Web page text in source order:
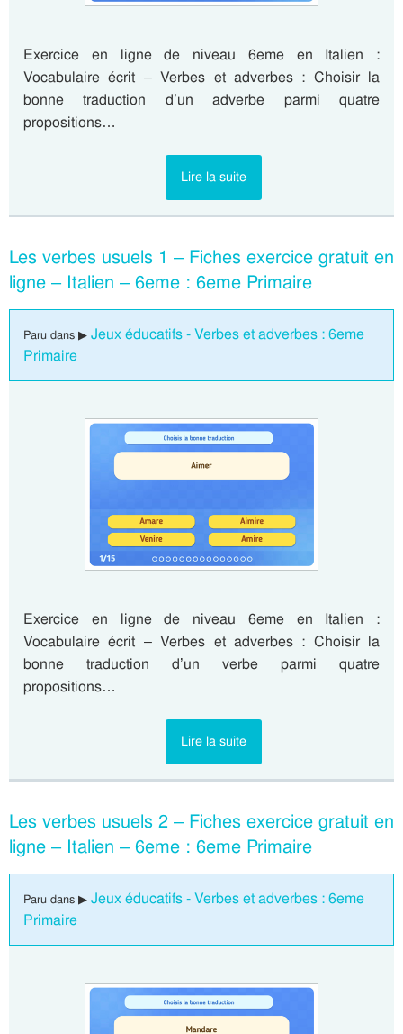
Exercice en ligne de niveau 6eme en Italien :
Vocabulaire écrit – Verbes et adverbes : Choisir la
bonne traduction d’un adverbe parmi quatre
propositions…
Lire la suite
Les verbes usuels 1 – Fiches exercice gratuit en
ligne – Italien – 6eme : 6eme Primaire
Paru dans ▶ Jeux éducatifs - Verbes et adverbes : 6eme
Primaire
Exercice en ligne de niveau 6eme en Italien :
Vocabulaire écrit – Verbes et adverbes : Choisir la
bonne traduction d’un verbe parmi quatre
propositions…
Lire la suite
Les verbes usuels 2 – Fiches exercice gratuit en
ligne – Italien – 6eme : 6eme Primaire
Paru dans ▶ Jeux éducatifs - Verbes et adverbes : 6eme
Primaire